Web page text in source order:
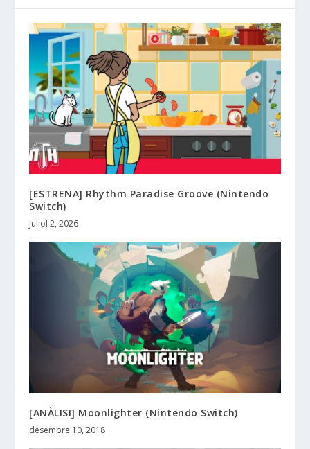
[ESTRENA] Rhythm Paradise Groove (Nintendo
Switch)
juliol 2, 2026
[ANÀLISI] Moonlighter (Nintendo Switch)
desembre 10, 2018